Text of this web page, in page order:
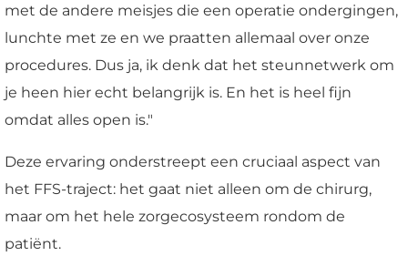
met de andere meisjes die een operatie ondergingen,
lunchte met ze en we praatten allemaal over onze
procedures. Dus ja, ik denk dat het steunnetwerk om
je heen hier echt belangrijk is. En het is heel fijn
omdat alles open is."
Deze ervaring onderstreept een cruciaal aspect van
het FFS-traject: het gaat niet alleen om de chirurg,
maar om het hele zorgecosysteem rondom de
patiënt.